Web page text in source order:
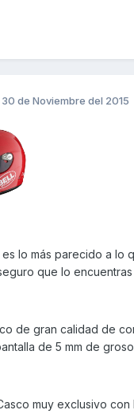
30 de Noviembre del 2015
es lo más parecido a lo
que lo encuentras
de gran calidad de
de 5 mm de
muy exclusivo